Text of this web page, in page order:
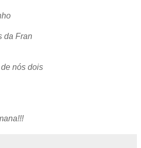
da Fran
nós dois